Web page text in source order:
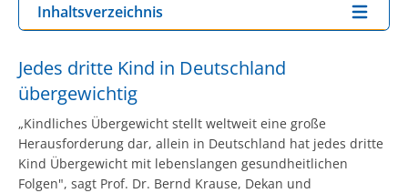
Inhaltsverzeichnis
Jedes dritte Kind in Deutschland
übergewichtig
„Kindliches Übergewicht stellt weltweit eine große
Herausforderung dar, allein in Deutschland hat jedes dritte
Kind Übergewicht mit lebenslangen gesundheitlichen
Folgen", sagt Prof. Dr. Bernd Krause, Dekan und